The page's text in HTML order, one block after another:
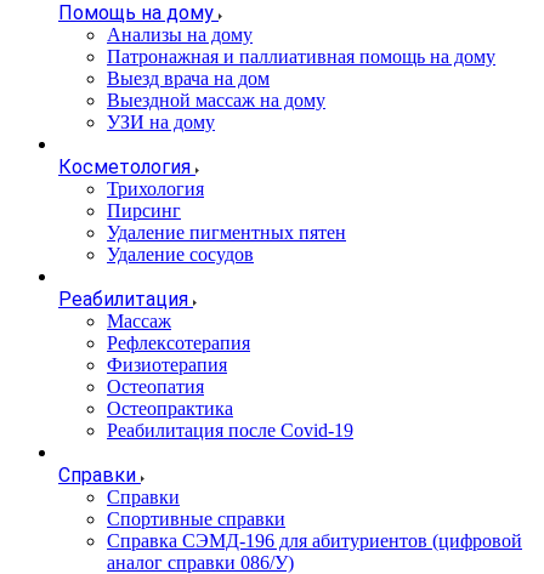
Помощь на дому
Анализы на дому
Патронажная и паллиативная помощь на дому
Выезд врача на дом
Выездной массаж на дому
УЗИ на дому
Косметология
Трихология
Пирсинг
Удаление пигментных пятен
Удаление сосудов
Реабилитация
Массаж
Рефлексотерапия
Физиотерапия
Остеопатия
Остеопрактика
Реабилитация после Covid-19
Справки
Справки
Спортивные справки
Справка СЭМД‑196 для абитуриентов (цифровой
аналог справки 086/У)